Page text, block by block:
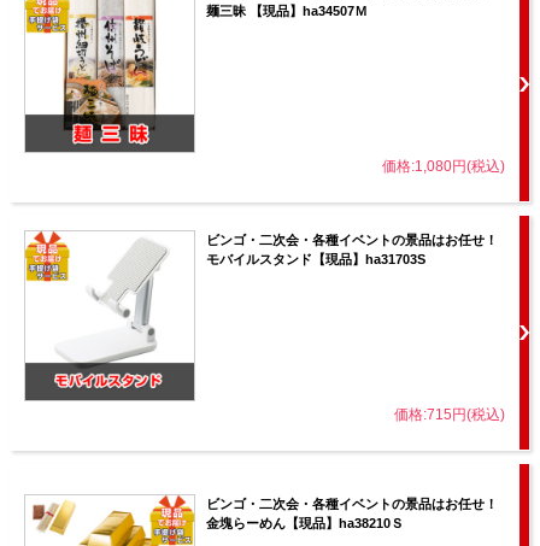
麺三昧 【現品】ha34507Ｍ
価格:1,080円(税込)
ビンゴ・二次会・各種イベントの景品はお任せ！
モバイルスタンド【現品】ha31703S
価格:715円(税込)
ビンゴ・二次会・各種イベントの景品はお任せ！
金塊らーめん【現品】ha38210Ｓ